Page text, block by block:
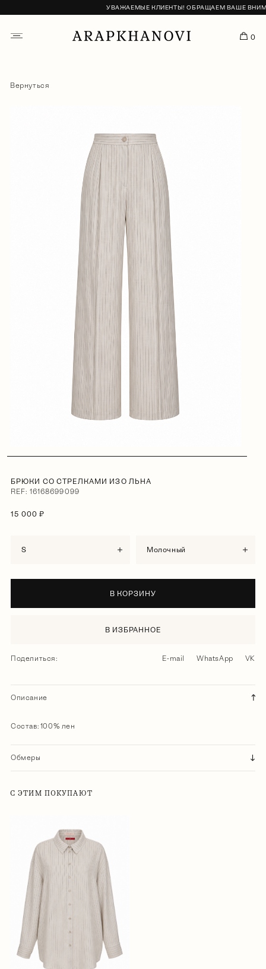
УВАЖАЕМЫЕ КЛИЕНТЫ! ОБРАЩАЕМ ВАШЕ
0
Вернуться
БРЮКИ СО СТРЕЛКАМИ ИЗО ЛЬНА
REF: 16168699099
15 000 ₽
S молочный
В КОРЗИНУ
В ИЗБРАННОЕ
Поделиться: E-mail WhatsApp VK
Описание
Состав: 100% лен
Обмеры
С ЭТИМ ПОКУПАЮТ